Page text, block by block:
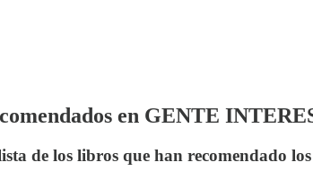
en GENTE
de los libros que han recomendado